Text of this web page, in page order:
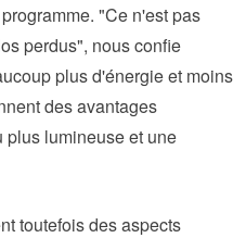
"Ce n'est pas
perdus", nous confie
plus d'énergie et moins
des avantages
lumineuse et une
toutefois des aspects